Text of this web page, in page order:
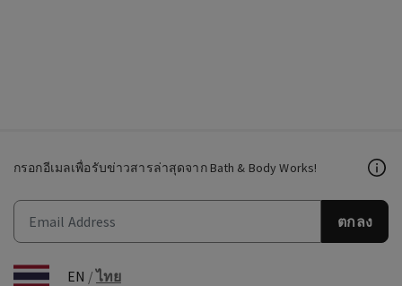
กรอกอีเมลเพื่อรับข่าวสารล่าสุดจาก Bath & Body Works!
ตกลง
EN /ไทย